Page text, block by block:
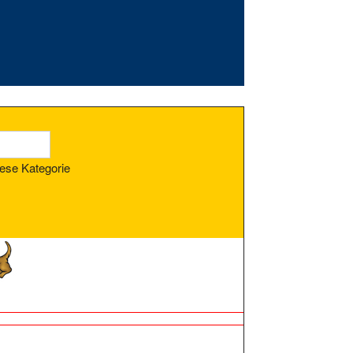
Kategorie